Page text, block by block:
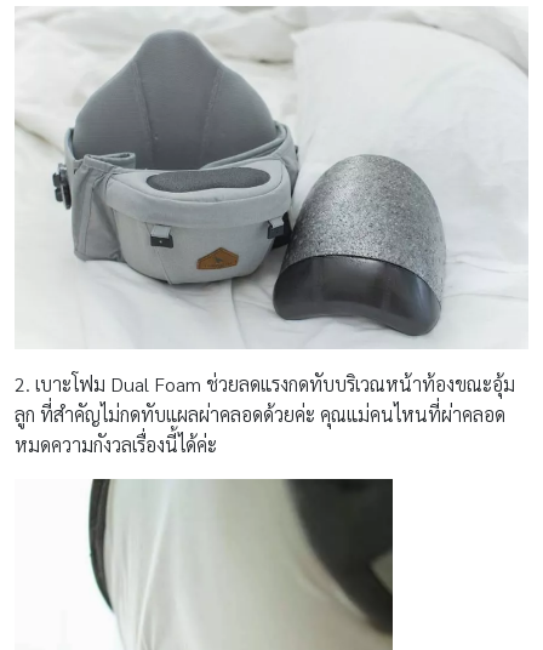
2. เบาะโฟม Dual Foam ช่วยลดแรงกดทับบริเวณหน้าท้องขณะอุ้ม
ลูก ที่สำคัญไม่กดทับแผลผ่าคลอดด้วยค่ะ คุณแม่คนไหนที่ผ่าคลอด
หมดความกังวลเรื่องนี้ได้ค่ะ